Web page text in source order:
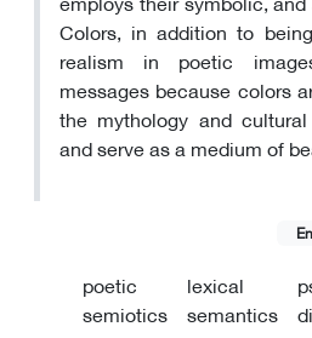
Colors, in addition to
realism in poetic
messages because colors
the mythology and
and serve as a medium of
poetic
semiotics
lexical
semantics